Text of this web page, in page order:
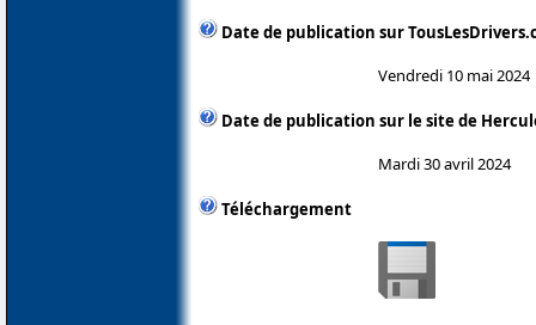
Date de publication sur
Vendredi 10 mai 2024
Date de publication sur le site de
Mardi 30 avril 2024
Téléchargement